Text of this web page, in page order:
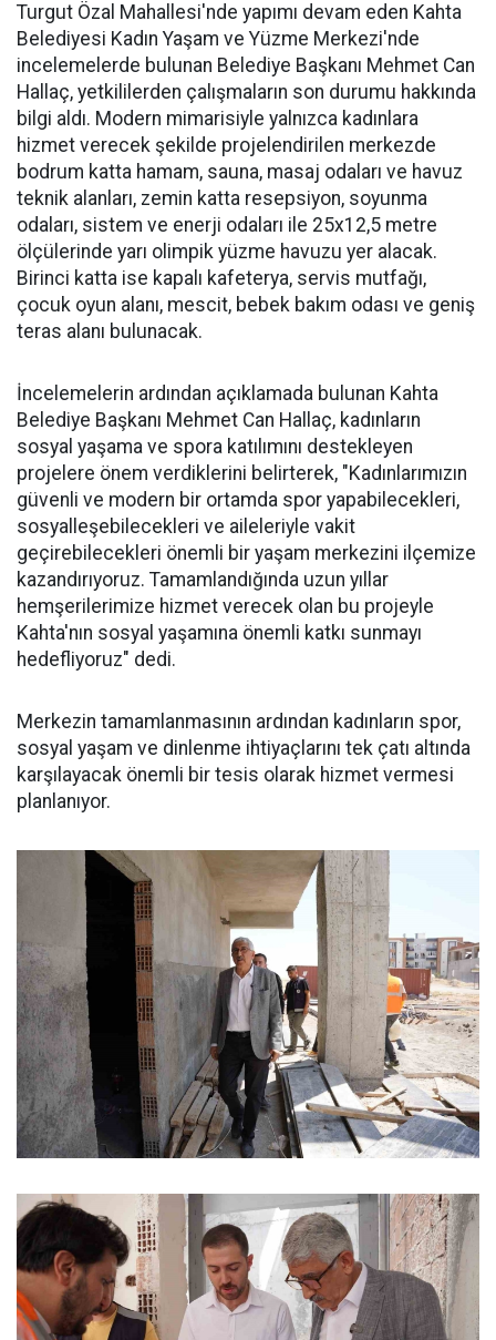
Turgut Özal Mahallesi'nde yapımı devam eden Kahta
Belediyesi Kadın Yaşam ve Yüzme Merkezi'nde
incelemelerde bulunan Belediye Başkanı Mehmet Can
Hallaç, yetkililerden çalışmaların son durumu hakkında
bilgi aldı. Modern mimarisiyle yalnızca kadınlara
hizmet verecek şekilde projelendirilen merkezde
bodrum katta hamam, sauna, masaj odaları ve havuz
teknik alanları, zemin katta resepsiyon, soyunma
odaları, sistem ve enerji odaları ile 25x12,5 metre
ölçülerinde yarı olimpik yüzme havuzu yer alacak.
Birinci katta ise kapalı kafeterya, servis mutfağı,
çocuk oyun alanı, mescit, bebek bakım odası ve geniş
teras alanı bulunacak.
İncelemelerin ardından açıklamada bulunan Kahta
Belediye Başkanı Mehmet Can Hallaç, kadınların
sosyal yaşama ve spora katılımını destekleyen
projelere önem verdiklerini belirterek, "Kadınlarımızın
güvenli ve modern bir ortamda spor yapabilecekleri,
sosyalleşebilecekleri ve aileleriyle vakit
geçirebilecekleri önemli bir yaşam merkezini ilçemize
kazandırıyoruz. Tamamlandığında uzun yıllar
hemşerilerimize hizmet verecek olan bu projeyle
Kahta'nın sosyal yaşamına önemli katkı sunmayı
hedefliyoruz" dedi.
Merkezin tamamlanmasının ardından kadınların spor,
sosyal yaşam ve dinlenme ihtiyaçlarını tek çatı altında
karşılayacak önemli bir tesis olarak hizmet vermesi
planlanıyor.